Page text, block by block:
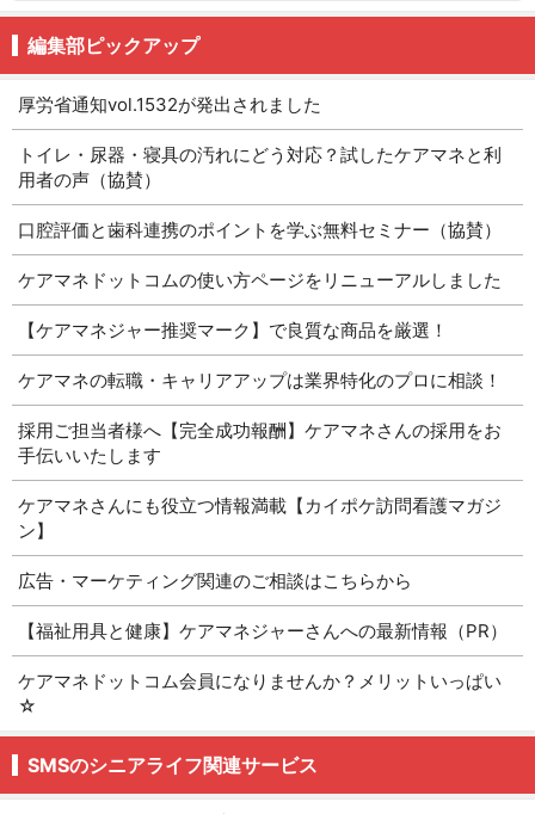
編集部ピックアップ
厚労省通知vol.1532が発出されました
トイレ・尿器・寝具の汚れにどう対応？試したケアマネと利
用者の声（協賛）
口腔評価と歯科連携のポイントを学ぶ無料セミナー（協賛）
ケアマネドットコムの使い方ページをリニューアルしました
【ケアマネジャー推奨マーク】で良質な商品を厳選！
ケアマネの転職・キャリアアップは業界特化のプロに相談！
採用ご担当者様へ【完全成功報酬】ケアマネさんの採用をお
手伝いいたします
ケアマネさんにも役立つ情報満載【カイポケ訪問看護マガジ
ン】
広告・マーケティング関連のご相談はこちらから
【福祉用具と健康】ケアマネジャーさんへの最新情報（PR）
ケアマネドットコム会員になりませんか？メリットいっぱい
☆
SMSのシニアライフ関連サービス